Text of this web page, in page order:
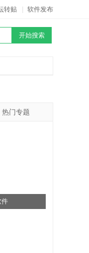
转贴 软件发布
热门专题
件